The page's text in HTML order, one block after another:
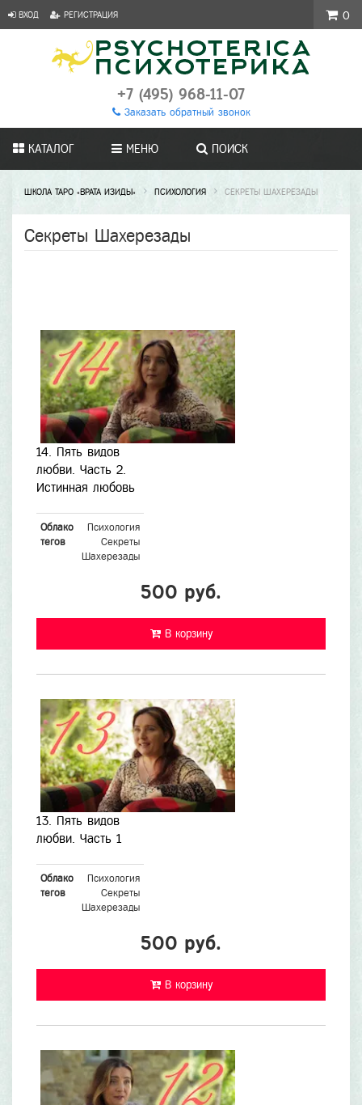
ВХОД РЕГИСТРАЦИЯ
+7 (495) 968-11-07
Заказать обратный звонок
КАТАЛОГ МЕНЮ ПОИСК
ШКОЛА ТАРО «ВРАТА ИЗИДЫ» ПСИХОЛОГИЯ СЕКРЕТЫ ШАХЕРЕЗАДЫ
Секреты Шахерезады
14. Пять видов
любви. Часть 2.
Истинная любовь
Облако
тегов
Психология
Секреты
Шахерезады
500 руб.
В корзину
13. Пять видов
любви. Часть 1
Облако
тегов
Психология
Секреты
Шахерезады
500 руб.
В корзину
0